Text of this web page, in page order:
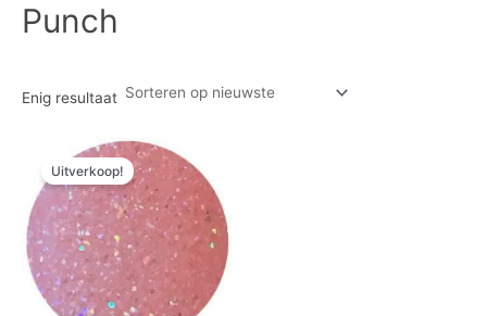
Punch
Enig resultaat
Uitverkoop!
Oorspronkelijke
prijs
was:
€ 3,57.
Huidige
prijs
is:
€ 1,79.